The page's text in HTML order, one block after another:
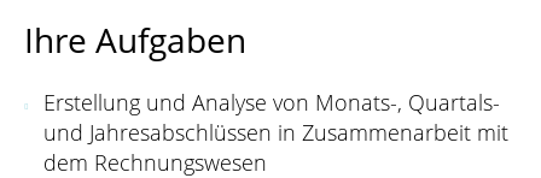
Ihre Aufgaben
Erstellung und Analyse von Monats-, Quartals-
und Jahresabschlüssen in Zusammenarbeit mit
dem Rechnungswesen